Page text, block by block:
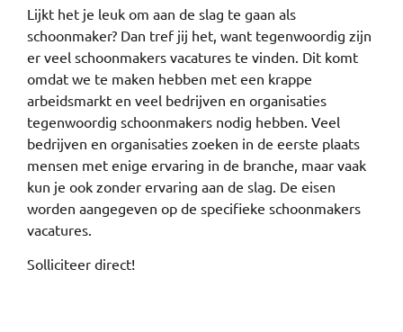
Lijkt het je leuk om aan de slag te gaan als
schoonmaker? Dan tref jij het, want tegenwoordig zijn
er veel schoonmakers vacatures te vinden. Dit komt
omdat we te maken hebben met een krappe
arbeidsmarkt en veel bedrijven en organisaties
tegenwoordig schoonmakers nodig hebben. Veel
bedrijven en organisaties zoeken in de eerste plaats
mensen met enige ervaring in de branche, maar vaak
kun je ook zonder ervaring aan de slag. De eisen
worden aangegeven op de specifieke schoonmakers
vacatures.
Solliciteer direct!